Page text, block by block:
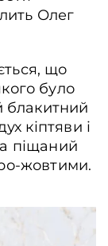
Олег
що
було
блакитний
кіптяви і
піщаний
жовтими.